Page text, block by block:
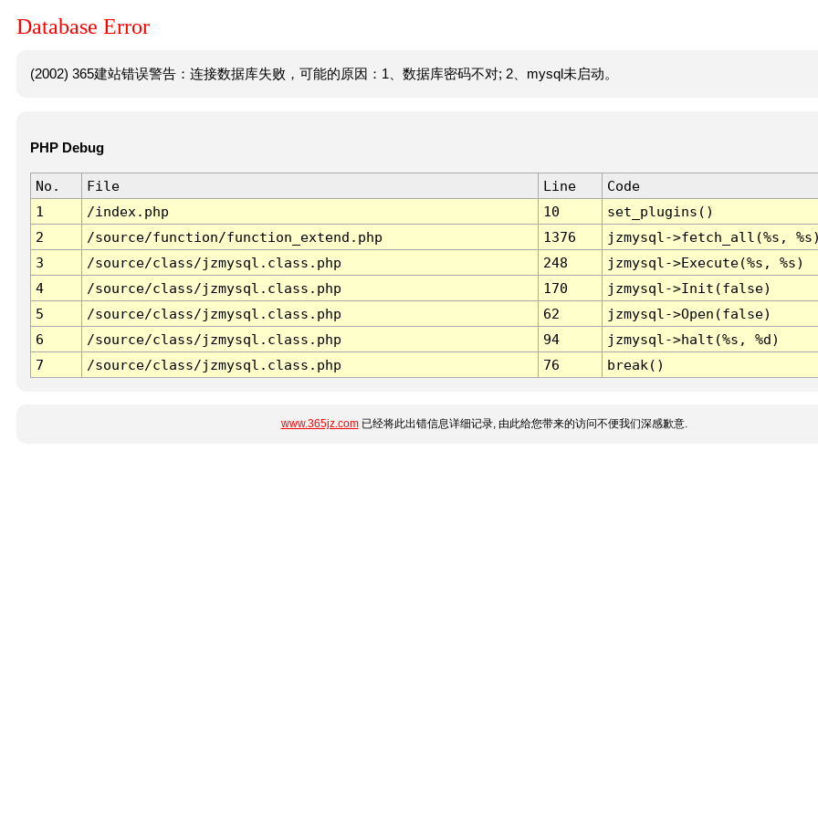
Database Error
(2002) 365建站错误警告：连接数据库失败，可能的原因：1、数据库密码不对; 2、mysql未启动。
PHP Debug
No. File Line
Code
1
/index.php 10
set_plugins()
2
/source/function/function_extend.php 1376
jzmysql->fetch_all(%s,
3
/source/class/jzmysql.class.php 248
jzmysql->Execute(%s, %s)
4
/source/class/jzmysql.class.php 170
jzmysql->Init(false)
5
/source/class/jzmysql.class.php 62
jzmysql->Open(false)
6
/source/class/jzmysql.class.php 94
jzmysql->halt(%s, %d)
7
/source/class/jzmysql.class.php 76 break()
www.365jz.com已经将此出错信息详细记录, 由此给您带来的访问不便我们深感歉意.